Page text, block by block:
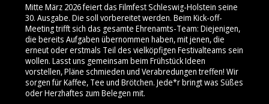
Mitte März 2026 feiert das Filmfest Schleswig-Holstein seine
30. Ausgabe. Die soll vorbereitet werden. Beim Kick-off-
Meeting trifft sich das gesamte Ehrenamts-Team: Diejenigen,
die bereits Aufgaben übernommen haben, mit jenen, die
erneut oder erstmals Teil des vielköpfigen Festivalteams sein
wollen. Lasst uns gemeinsam beim Frühstück Ideen
vorstellen, Pläne schmieden und Verabredungen treffen! Wir
sorgen für Kaffee, Tee und Brötchen. Jede*r bringt was Süßes
oder Herzhaftes zum Belegen mit.